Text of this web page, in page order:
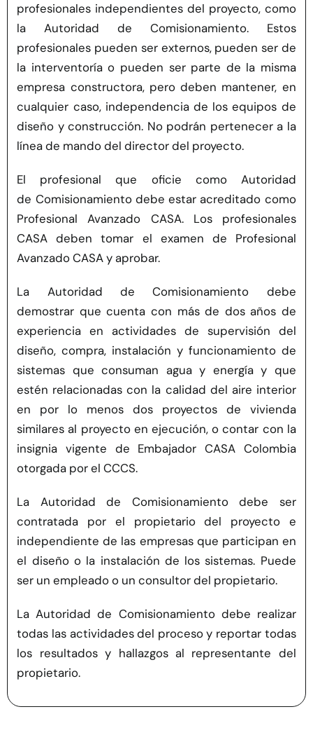
profesionales independientes del proyecto, como
la Autoridad de Comisionamiento. Estos
profesionales pueden ser externos, pueden ser de
la interventoría o pueden ser parte de la misma
empresa constructora, pero deben mantener, en
cualquier caso, independencia de los equipos de
diseño y construcción. No podrán pertenecer a la
línea de mando del director del proyecto.
El profesional que oficie como Autoridad
de Comisionamiento debe estar acreditado como
Profesional Avanzado CASA. Los profesionales
CASA deben tomar el examen de Profesional
Avanzado CASA y aprobar.
La Autoridad de Comisionamiento debe
demostrar que cuenta con más de dos años de
experiencia en actividades de supervisión del
diseño, compra, instalación y funcionamiento de
sistemas que consuman agua y energía y que
estén relacionadas con la calidad del aire interior
en por lo menos dos proyectos de vivienda
similares al proyecto en ejecución, o contar con la
insignia vigente de Embajador CASA Colombia
otorgada por el CCCS.
La Autoridad de Comisionamiento debe ser
contratada por el propietario del proyecto e
independiente de las empresas que participan en
el diseño o la instalación de los sistemas. Puede
ser un empleado o un consultor del propietario.
La Autoridad de Comisionamiento debe realizar
todas las actividades del proceso y reportar todas
los resultados y hallazgos al representante del
propietario.